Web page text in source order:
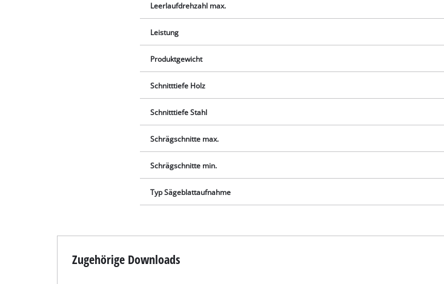
Wir benötigen deine
Leerlaufdrehzahl max.
Leistung
Produktgewicht
Schnitttiefe Holz
Schnitttiefe Stahl
Schrägschnitte max.
Schrägschnitte min.
Typ Sägeblattaufnahme
Zugehörige Downloads